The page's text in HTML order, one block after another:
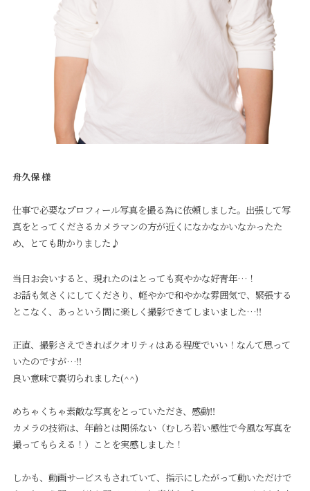
舟久保 様
仕事で必要なプロフィール写真を撮る為に依頼しました。出張して写
真をとってくださるカメラマンの方が近くになかなかいなかったた
め、とても助かりました♪
当日お会いすると、現れたのはとっても爽やかな好青年…！
お話も気さくにしてくださり、軽やかで和やかな雰囲気で、緊張する
とこなく、あっという間に楽しく撮影できてしまいました…‼︎
正直、撮影さえできればクオリティはある程度でいい！なんて思って
いたのですが…‼︎
良い意味で裏切られました(^^)
めちゃくちゃ素敵な写真をとっていただき、感動‼︎
カメラの技術は、年齢とは関係ない（むしろ若い感性で今風な写真を
撮ってもらえる！）ことを実感しました！
しかも、動画サービスもされていて、指示にしたがって動いただけで